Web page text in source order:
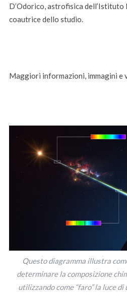
D’Odorico, astrofisica
coautrice dello studio.
Maggiori informazioni, immagini e
Questo diagramma illustra
determinare la composizione
utilizzando come “faro” la luce